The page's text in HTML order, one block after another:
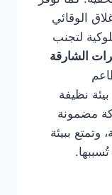
الوقائي
لتجنب
الشارقة
نظيفة
مضمونة
ببيئة